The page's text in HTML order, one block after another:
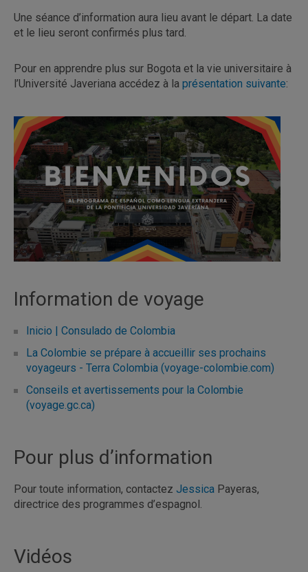
Une séance d’information aura lieu avant le départ. La date
et le lieu seront confirmés plus tard.
Pour en apprendre plus sur Bogota et la vie universitaire à
l’Université Javeriana accédez à la présentation suivante:
Information de voyage
Inicio | Consulado de Colombia
La Colombie se prépare à accueillir ses prochains
voyageurs - Terra Colombia (voyage-colombie.com)
Conseils et avertissements pour la Colombie
(voyage.gc.ca)
Pour plus d’information
Pour toute information, contactez Jessica Payeras,
directrice des programmes d’espagnol.
Vidéos